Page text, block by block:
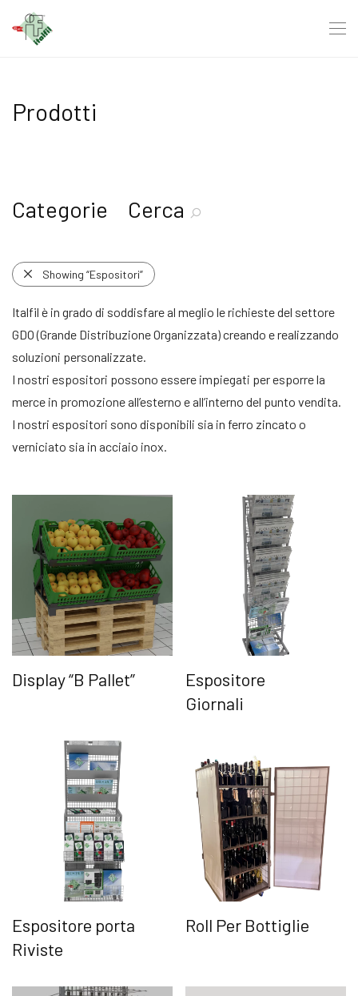
Prodotti
Categorie Cerca
Showing “Espositori”
Italfil è in grado di soddisfare al meglio le richieste del settore
GDO (Grande Distribuzione Organizzata) creando e realizzando
soluzioni personalizzate.
I nostri espositori possono essere impiegati per esporre la
merce in promozione all’esterno e all’interno del punto vendita.
I nostri espositori sono disponibili sia in ferro zincato o
verniciato sia in acciaio inox.
Display “B Pallet”
Espositore
Giornali
Espositore porta
Riviste
Roll Per Bottiglie